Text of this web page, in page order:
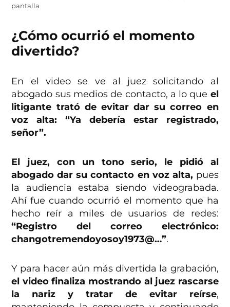
pantalla
¿Cómo ocurrió el momento
divertido?
En el video se ve al juez solicitando al
abogado sus medios de contacto, a lo que el
litigante trató de evitar dar su correo en
voz alta: “Ya debería estar registrado,
señor”.
El juez, con un tono serio, le pidió al
abogado dar su contacto en voz alta, pues
la audiencia estaba siendo videograbada.
Ahí fue cuando ocurrió el momento que ha
hecho reír a miles de usuarios de redes:
“Registro del correo electrónico:
changotremendoyosoy1973@…”.
Y para hacer aún más divertida la grabación,
el video finaliza mostrando al juez rascarse
la nariz y tratar de evitar reírse,